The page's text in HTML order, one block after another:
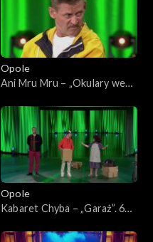
Opole
Ani Mru Mru – „Okulary we
„KabareTYM”
Opole
Kabaret Chyba – „Garaż”. 62.